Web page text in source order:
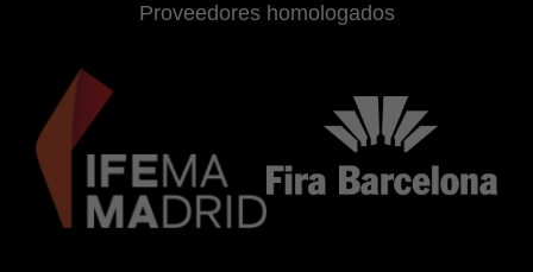
Proveedores homologados